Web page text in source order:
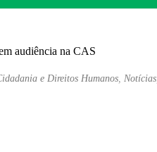
e Direitos Humanos, Notícias